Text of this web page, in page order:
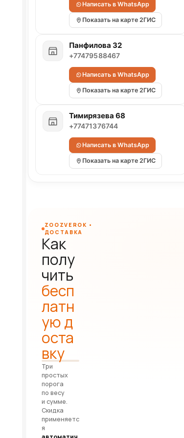
Написать в WhatsApp
Показать на карте 2ГИС
Панфилова 32
+77479588467
Написать в WhatsApp
Показать на карте 2ГИС
Тимирязева 68
+77471376744
Написать в WhatsApp
Показать на карте 2ГИС
ZOOZVEROK •
ДОСТАВКА
Как
полу
чить
бесп
латн
ую д
оста
вку
Три
простых
порога
по весу
и сумме.
Скидка
применяетс
я